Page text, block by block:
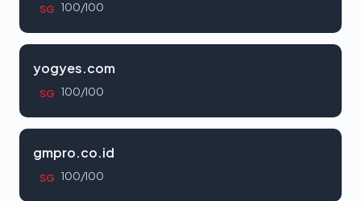
SG 100/100
yogyes.com
SG 100/100
gmpro.co.id
SG 100/100